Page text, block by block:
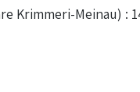
Krimmeri-Meinau) :